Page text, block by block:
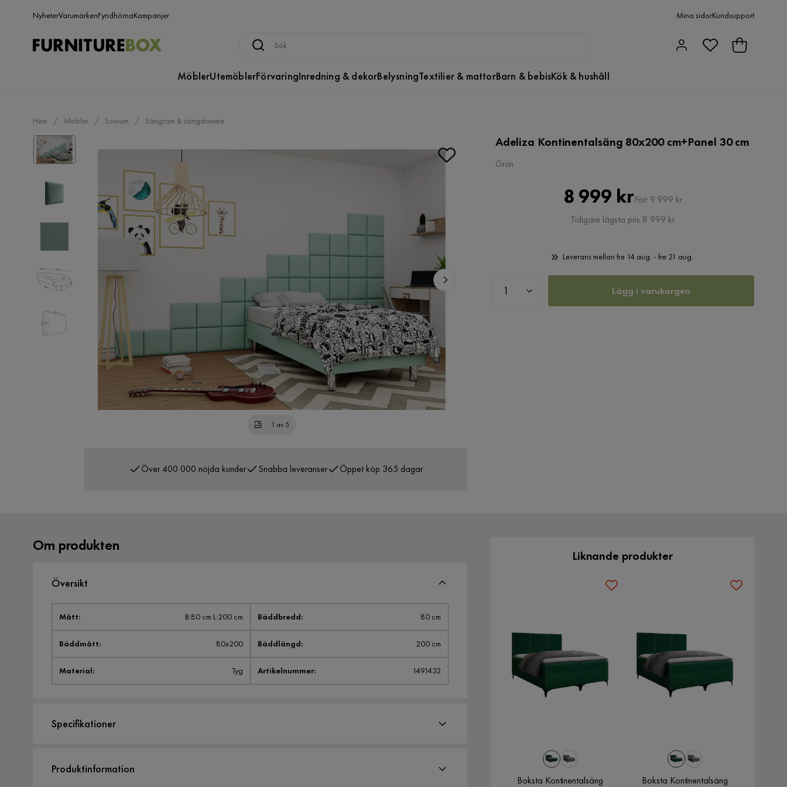
NyheterVarumärkenFyndhörnaKampanjer Mina sidorKundsupport
MöblerUtemöblerFörvaringInredning & dekorBelysningTextilier & mattorBarn & bebisKök & hushåll
Hem Möbler Sovrum Sängram & sängstomme
1 av 5
Över 400 000 nöjda kunder Snabba leveranser Öppet köp 365 dagar
Adeliza Kontinentalsäng 80x200 cm+Panel 30 cm
Grön
Pris
8 999 krOriginal
Pris
Förr 9 999 kr
Tidigare lägsta pris 8 999 kr
Leverans mellan fre 14 aug. - fre 21 aug.
Lägg i varukorgen
Om produkten
Översikt
Mått: B:80 cm L:200 cm Bäddbredd: 80 cm
Bäddmått: 80x200 Bäddlängd: 200 cm
Material: Tyg Artikelnummer: 1491432
Specifikationer
Storlek
Produktinformation
Liknande produkter
Boksta Kontinentalsäng
Boksta Kontinentalsäng